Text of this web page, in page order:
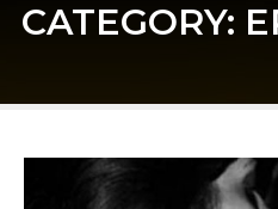
CATEGORY: